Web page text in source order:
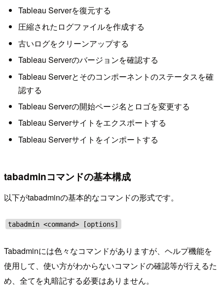
Tableau Serverを復元する
圧縮されたログファイルを作成する
古いログをクリーンアップする
Tableau Serverのバージョンを確認する
Tableau Serverとそのコンポーネントのステータスを確
認する
Tableau Serverの開始ページ名とロゴを変更する
Tableau Serverサイトをエクスポートする
Tableau Serverサイトをインポートする
tabadminコマンドの基本構成
以下がtabadminの基本的なコマンドの形式です。
tabadmin <command> [options]
Tabadminには色々なコマンドがありますが、ヘルプ機能を
使用して、使い方がわからないコマンドの確認等が行えるた
め、全てを丸暗記する必要はありません。